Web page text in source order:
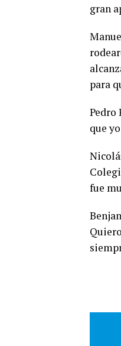
gran
para
Pedro
que
fue